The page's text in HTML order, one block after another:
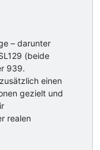
– darunter
(beide
939.
einen
gezielt und
realen